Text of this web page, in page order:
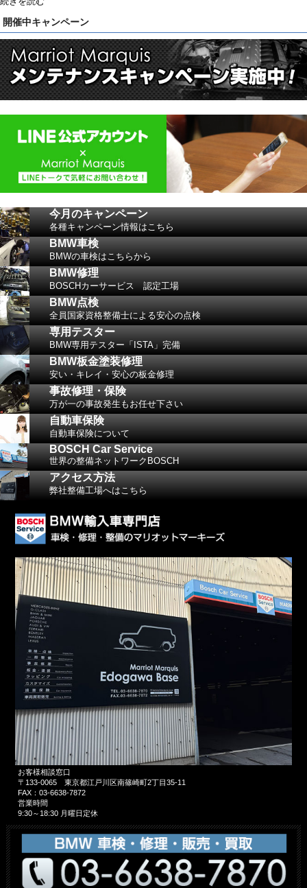
開催中キャンペーン
今月のキャンペーン
各種キャンペーン情報はこちら
BMW車検
BMWの車検はこちらから
BMW修理
BOSCHカーサービス 認定工場
BMW点検
全員国家資格整備士による安心の点検
専用テスター
BMW専用テスター「ISTA」完備
BMW板金塗装修理
安い・キレイ・安心の板金修理
事故修理・保険
万が一の事故発生もお任せ下さい
自動車保険
自動車保険について
BOSCH Car Service
世界の整備ネットワークBOSCH
アクセス方法
弊社整備工場へはこちら
お客様相談窓口
〒133-0065
東京都江戸川区南篠崎町2丁目35-11
FAX：03-6638-7872
営業時間
9:30～18:30 月曜日定休